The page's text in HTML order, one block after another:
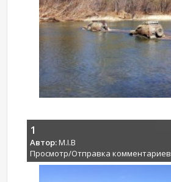
1
Автор:M.I.B
Просмотр/Отправка комментариев